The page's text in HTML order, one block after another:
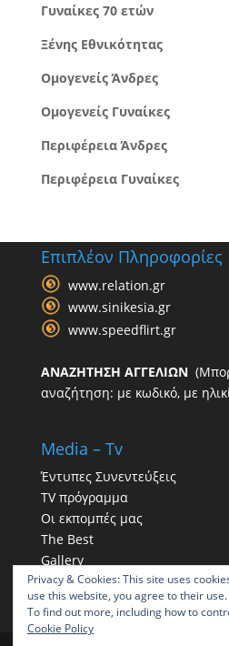
Γυναίκες 70 ετών
Ξένης Εθνικότητας
Ομογενείς Άνδρες
Ομογενείς Γυναίκες
Περιφέρεια Άνδρες
Περιφέρεια Γυναίκες
Επιπλέον Πληροφορίες
www.relation.gr
www.sinikesia.gr
www.speedflirt.gr
ΑΝΑΖΗΤΗΣΗ ΑΓΓΕΛΙΩΝ
αναζήτηση: με κωδικό, με
Media – Tv
Έντυπες Συνεντεύξεις
TV πρόγραμμα
Οι εκπομπές μας
The Best
Gallery
Η παρουσία μας στα social
Privacy & Cookies: This site uses
use this website, you agree to their use.
To find out more, including how to
Cookie Policy